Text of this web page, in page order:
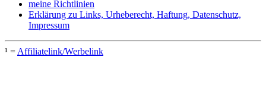
meine Richtlinien
Erklärung zu Links, Urheberecht, Haftung, Datenschutz,
Impressum
¹ = Affiliatelink/Werbelink